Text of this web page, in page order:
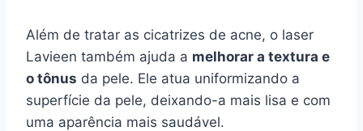
Além de tratar as cicatrizes de acne, o laser
Lavieen também ajuda a melhorar a textura e
o tônus da pele. Ele atua uniformizando a
superfície da pele, deixando-a mais lisa e com
uma aparência mais saudável.